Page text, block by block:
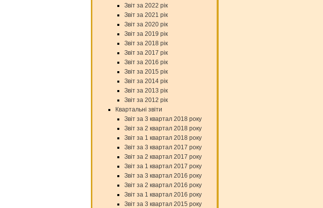
Звіт за 2022 рік
Звіт за 2021 рік
Звіт за 2020 рік
Звіт за 2019 рік
Звіт за 2018 рік
Звіт за 2017 рік
Звіт за 2016 рік
Звіт за 2015 рік
Звіт за 2014 рік
Звіт за 2013 рік
Звіт за 2012 рік
Квартальні звіти
Звіт за 3 квартал 2018 року
Звіт за 2 квартал 2018 року
Звіт за 1 квартал 2018 року
Звіт за 3 квартал 2017 року
Звіт за 2 квартал 2017 року
Звіт за 1 квартал 2017 року
Звіт за 3 квартал 2016 року
Звіт за 2 квартал 2016 року
Звіт за 1 квартал 2016 року
Звіт за 3 квартал 2015 року